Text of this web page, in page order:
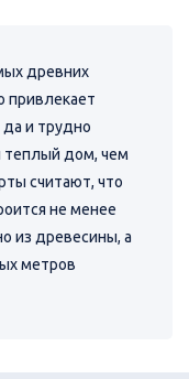
древних
привлекает
да и трудно
теплый дом, чем
считают, что
не менее
из древесины, а
метров